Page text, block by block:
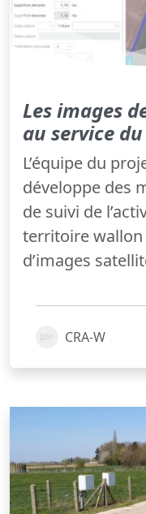
Les images
au service
L’équipe du
développe des
de suivi de
territoire wallon
d’images
CRA-W